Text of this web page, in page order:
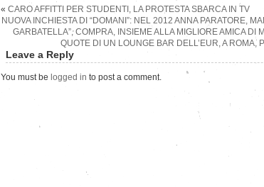
« CARO AFFITTI PER STUDENTI, LA PROTESTA SBARCA IN TV
NUOVA INCHIESTA DI “DOMANI”: NEL 2012 ANNA PARATORE,
GARBATELLA”, COMPRA, INSIEME ALLA MIGLIORE AMICA DI
QUOTE DI UN LOUNGE BAR DELL’EUR, A ROMA,
Leave a Reply
You must be logged in to post a comment.